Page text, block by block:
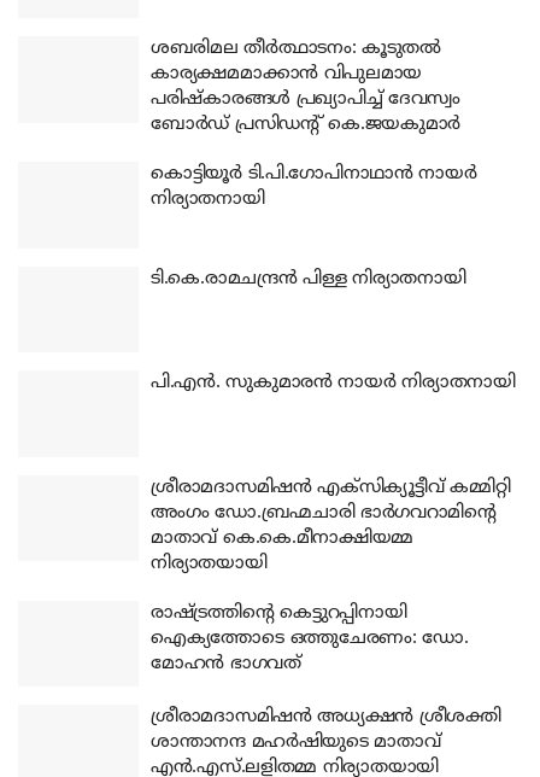
ശബരിമല തീര്‍ത്ഥാടനം: കൂടുതല്‍
കാര്യക്ഷമമാക്കാന്‍ വിപുലമായ
പരിഷ്‌കാരങ്ങള്‍ പ്രഖ്യാപിച്ച് ദേവസ്വം
ബോര്‍ഡ് പ്രസിഡന്റ് കെ.ജയകുമാര്‍
കൊട്ടിയൂര്‍ ടി.പി.ഗോപിനാഥാന്‍ നായര്‍
നിര്യാതനായി
ടി.കെ.രാമചന്ദ്രന്‍ പിള്ള നിര്യാതനായി
പി.എന്‍. സുകുമാരന്‍ നായര്‍ നിര്യാതനായി
ശ്രീരാമദാസമിഷന്‍ എക്‌സിക്യൂട്ടീവ് കമ്മിറ്റി
അംഗം ഡോ.ബ്രഹ്മചാരി ഭാര്‍ഗവറാമിന്റെ
മാതാവ് കെ.കെ.മീനാക്ഷിയമ്മ
നിര്യാതയായി
രാഷ്ട്രത്തിന്റെ കെട്ടുറപ്പിനായി
ഐക്യത്തോടെ ഒത്തുചേരണം: ഡോ.
മോഹന്‍ ഭാഗവത്
ശ്രീരാമദാസമിഷന്‍ അധ്യക്ഷന്‍ ശ്രീശക്തി
ശാന്താനന്ദ മഹര്‍ഷിയുടെ മാതാവ്
എന്‍.എസ്.ലളിതമ്മ നിര്യാതയായി